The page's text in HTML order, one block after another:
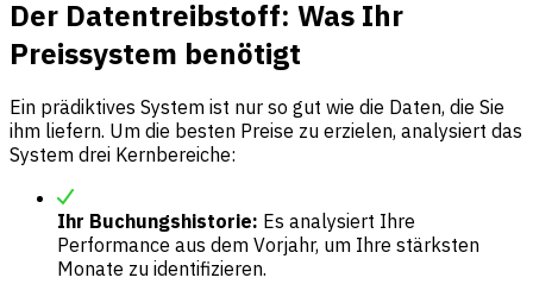
Der Datentreibstoff: Was Ihr
Preissystem benötigt
Ein prädiktives System ist nur so gut wie die Daten, die Sie
ihm liefern. Um die besten Preise zu erzielen, analysiert das
System drei Kernbereiche:
Ihr Buchungshistorie: Es analysiert Ihre
Performance aus dem Vorjahr, um Ihre stärksten
Monate zu identifizieren.